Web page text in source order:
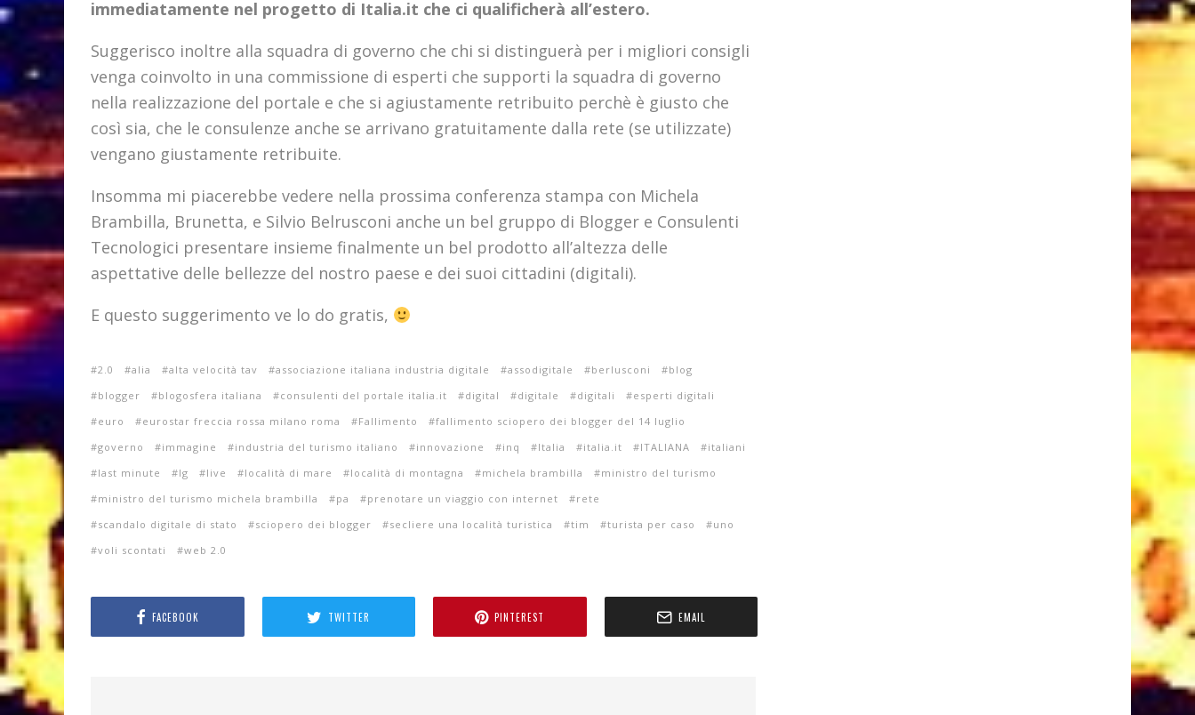
immediatamente nel progetto di Italia.it che ci qualificherà all’estero.
Suggerisco inoltre alla squadra di governo che chi si distinguerà per i migliori consigli
venga coinvolto in una commissione di esperti che supporti la squadra di governo
nella realizzazione del portale e che si agiustamente retribuito perchè è giusto che
così sia, che le consulenze anche se arrivano gratuitamente dalla rete (se utilizzate)
vengano giustamente retribuite.
Insomma mi piacerebbe vedere nella prossima conferenza stampa con Michela
Brambilla, Brunetta, e Silvio Belrusconi anche un bel gruppo di Blogger e Consulenti
Tecnologici presentare insieme finalmente un bel prodotto all’altezza delle
aspettative delle bellezze del nostro paese e dei suoi cittadini (digitali).
E questo suggerimento ve lo do gratis,
2.0 alia alta velocità tav associazione italiana industria digitale assodigitale berlusconi
blog
blogger
blogosfera italiana consulenti del portale italia.it digital digitale digitali
esperti digitali
euro
eurostar freccia rossa milano roma Fallimento
fallimento sciopero dei blogger del 14 luglio
governo
immagine industria del turismo italiano innovazione inq Italia italia.it ITALIANA
italiani
last minute
lg live località di mare località di montagna michela brambilla
ministro del turismo
ministro del turismo michela brambilla
pa prenotare un viaggio con internet
rete
scandalo digitale di stato
sciopero dei blogger secliere una località turistica tim turista per caso
uno
voli scontati
web 2.0
FACEBOOK TWITTER PINTEREST EMAIL